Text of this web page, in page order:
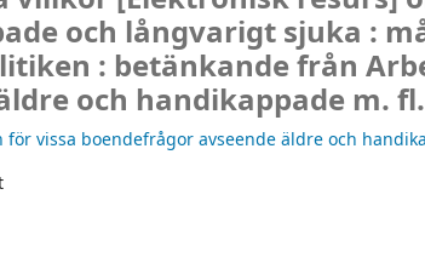
och långvarigt sjuka :
: betänkande från
och handikappade m. fl.
vissa boendefrågor avseende äldre och